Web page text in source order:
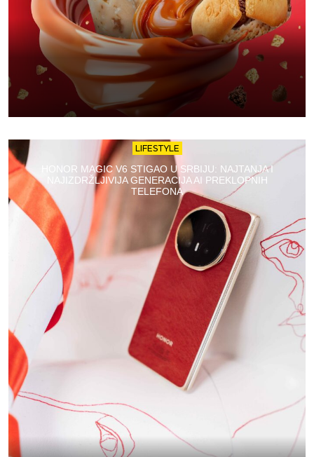
LIFESTYLE
HONOR MAGIC V6 STIGAO U SRBIJU: NAJTANJA I
NAJIZDRŽLJIVIJA GENERACIJA AI PREKLOPNIH
TELEFONA